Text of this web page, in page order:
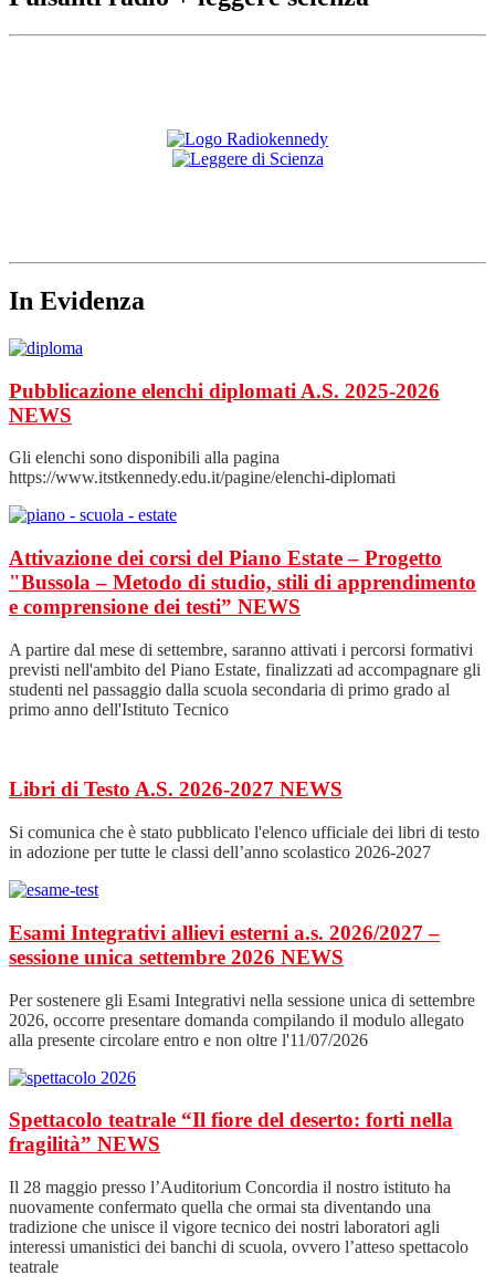
In Evidenza
Pubblicazione elenchi diplomati A.S. 2025-2026
NEWS
Gli elenchi sono disponibili alla pagina
https://www.itstkennedy.edu.it/pagine/elenchi-diplomati
Attivazione dei corsi del Piano Estate – Progetto
"Bussola – Metodo di studio, stili di apprendimento
e comprensione dei testi” NEWS
A partire dal mese di settembre, saranno attivati i percorsi formativi
previsti nell'ambito del Piano Estate, finalizzati ad accompagnare gli
studenti nel passaggio dalla scuola secondaria di primo grado al
primo anno dell'Istituto Tecnico
Libri di Testo A.S. 2026-2027 NEWS
Si comunica che è stato pubblicato l'elenco ufficiale dei libri di testo
in adozione per tutte le classi dell’anno scolastico 2026-2027
Esami Integrativi allievi esterni a.s. 2026/2027 –
sessione unica settembre 2026 NEWS
Per sostenere gli Esami Integrativi nella sessione unica di settembre
2026, occorre presentare domanda compilando il modulo allegato
alla presente circolare entro e non oltre l'11/07/2026
Spettacolo teatrale “Il fiore del deserto: forti nella
fragilità” NEWS
Il 28 maggio presso l’Auditorium Concordia il nostro istituto ha
nuovamente confermato quella che ormai sta diventando una
tradizione che unisce il vigore tecnico dei nostri laboratori agli
interessi umanistici dei banchi di scuola, ovvero l’atteso spettacolo
teatrale